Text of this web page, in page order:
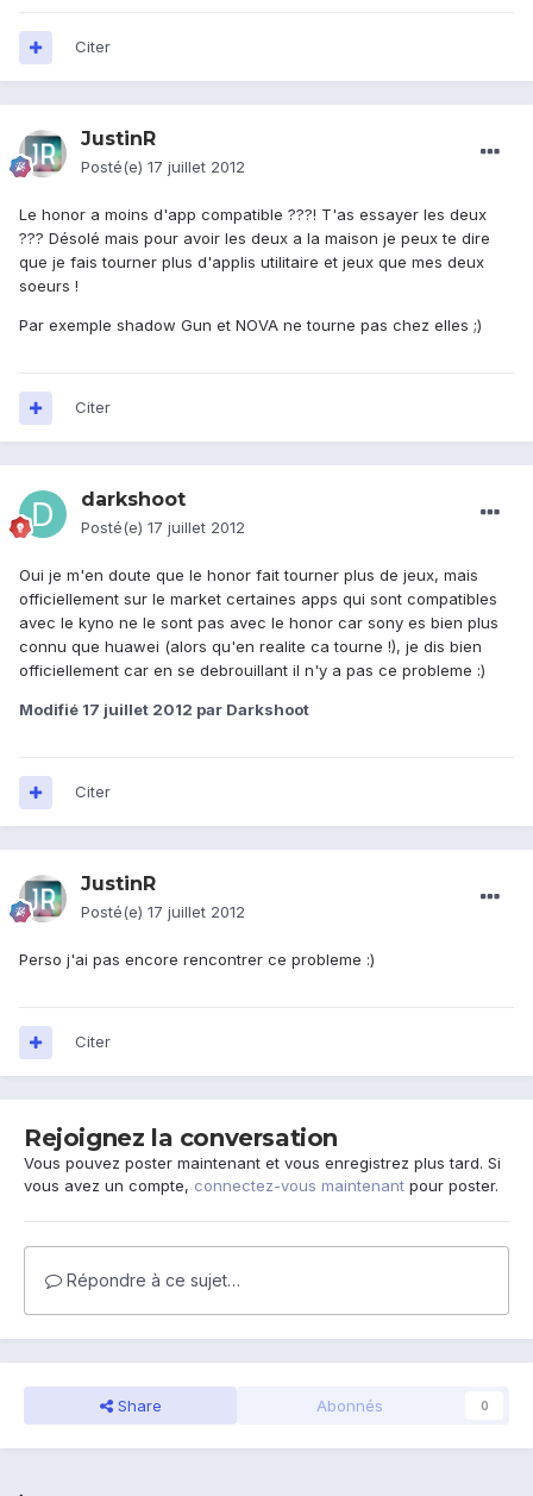
Citer
JustinR
Posté(e) 17 juillet 2012
Le honor a moins d'app compatible ???! T'as essayer les deux
??? Désolé mais pour avoir les deux a la maison je peux te dire
que je fais tourner plus d'applis utilitaire et jeux que mes deux
soeurs !
Par exemple shadow Gun et NOVA ne tourne pas chez elles ;)
Citer
darkshoot
Posté(e) 17 juillet 2012
Oui je m'en doute que le honor fait tourner plus de jeux, mais
officiellement sur le market certaines apps qui sont compatibles
avec le kyno ne le sont pas avec le honor car sony es bien plus
connu que huawei (alors qu'en realite ca tourne !), je dis bien
officiellement car en se debrouillant il n'y a pas ce probleme :)
Modifié 17 juillet 2012 par Darkshoot
Citer
JustinR
Posté(e) 17 juillet 2012
Perso j'ai pas encore rencontrer ce probleme :)
Citer
Rejoignez la conversation
Vous pouvez poster maintenant et vous enregistrez plus tard. Si
vous avez un compte, connectez-vous maintenant pour poster.
Répondre à ce sujet…
Share Abonnés 0